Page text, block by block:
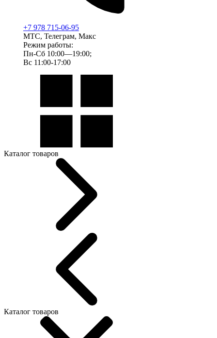
+7 978 715-06-95
МТС, Телеграм, Макс
Режим работы:
Пн-Сб 10:00—19:00;
Вс 11:00-17:00
Каталог товаров
Каталог товаров